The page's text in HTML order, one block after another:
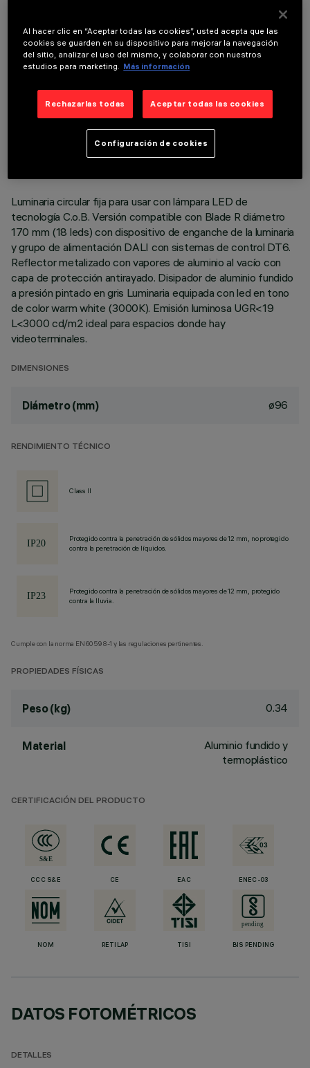
DATOS TÉCNICOS
ÚLTIMA ACTUALIZACIÓN: 06/08/2026
Luminaria circular fija para usar con lámpara LED de
tecnología C.o.B. Versión compatible con Blade R diámetro
170 mm (18 leds) con dispositivo de enganche de la luminaria
y grupo de alimentación DALI con sistemas de control DT6.
Reflector metalizado con vapores de aluminio al vacío con
capa de protección antirayado. Disipador de aluminio fundido
a presión pintado en gris Luminaria equipada con led en tono
de color warm white (3000K). Emisión luminosa UGR<19
L<3000 cd/m2 ideal para espacios donde hay
videoterminales.
DIMENSIONES
Diámetro (mm) ø96
RENDIMIENTO TÉCNICO
Class II
Protegido contra la penetración de sólidos mayores de 12 mm, no protegido
contra la penetración de líquidos.
Protegido contra la penetración de sólidos mayores de 12 mm, protegido
contra la lluvia.
Cumple con la norma EN60598-1 y las regulaciones pertinentes.
PROPIEDADES FÍSICAS
Peso (kg) 0.34
Material
Aluminio fundido y
termoplástico
CERTIFICACIÓN DEL PRODUCTO
CCC S&E CE EAC ENEC-03
NOM RETILAP TISI BIS PENDING
DATOS FOTOMÉTRICOS
DETALLES
Al hacer clic en “Aceptar todas las cookies”, usted acepta que las
cookies se guarden en su dispositivo para mejorar la navegación
del sitio, analizar el uso del mismo, y colaborar con nuestros
estudios para marketing. Más información
Rechazarlas todas Aceptar todas las cookies
Configuración de cookies